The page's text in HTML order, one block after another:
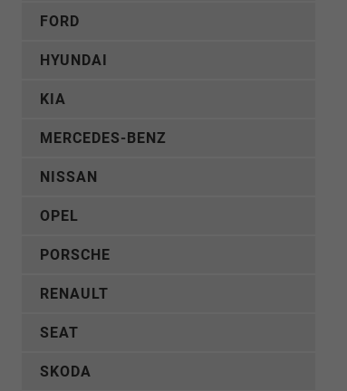
FORD
HYUNDAI
KIA
MERCEDES-BENZ
NISSAN
OPEL
PORSCHE
RENAULT
SEAT
SKODA